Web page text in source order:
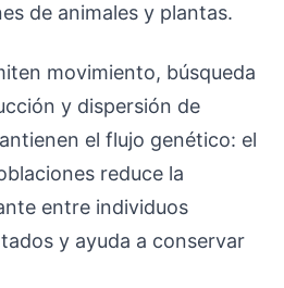
de animales y plantas.
movimiento, búsqueda
y dispersión de
el flujo genético: el
reduce la
entre individuos
y ayuda a conservar